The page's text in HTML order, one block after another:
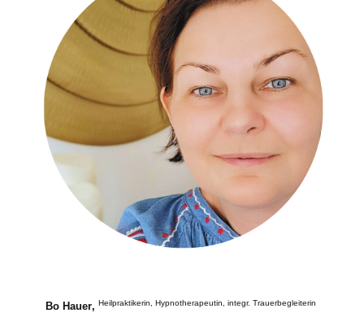
Bo Hauer, Heilpraktikerin, Hypnotherapeutin, integr. Trauerbegleiterin